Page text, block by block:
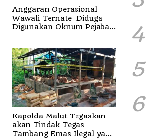
Anggaran Operasional
Wawali Ternate Diduga
Digunakan Oknum Pejabat
Kapolda Malut Tegaskan
akan Tindak Tegas
Tambang Emas Ilegal yang
4
5
6